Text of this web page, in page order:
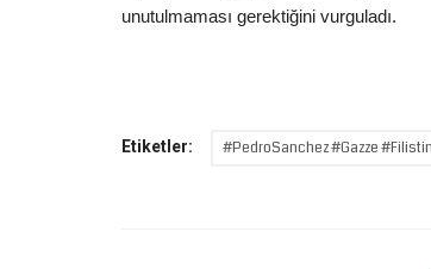
unutulmaması gerektiğini vurguladı.
Etiketler: #PedroSanchez #Gazze